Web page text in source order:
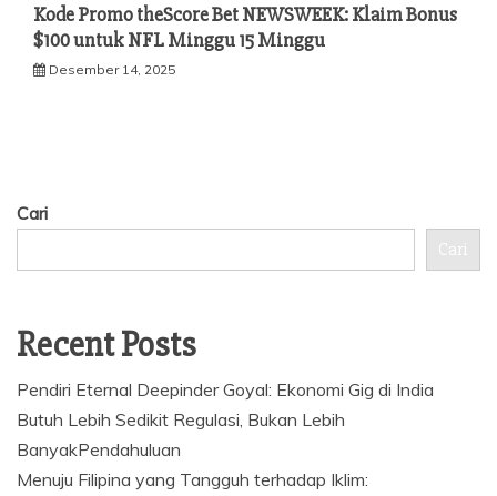
Kode Promo theScore Bet NEWSWEEK: Klaim Bonus
$100 untuk NFL Minggu 15 Minggu
Desember 14, 2025
Cari
Cari
Recent Posts
Pendiri Eternal Deepinder Goyal: Ekonomi Gig di India
Butuh Lebih Sedikit Regulasi, Bukan Lebih
BanyakPendahuluan
Menuju Filipina yang Tangguh terhadap Iklim: